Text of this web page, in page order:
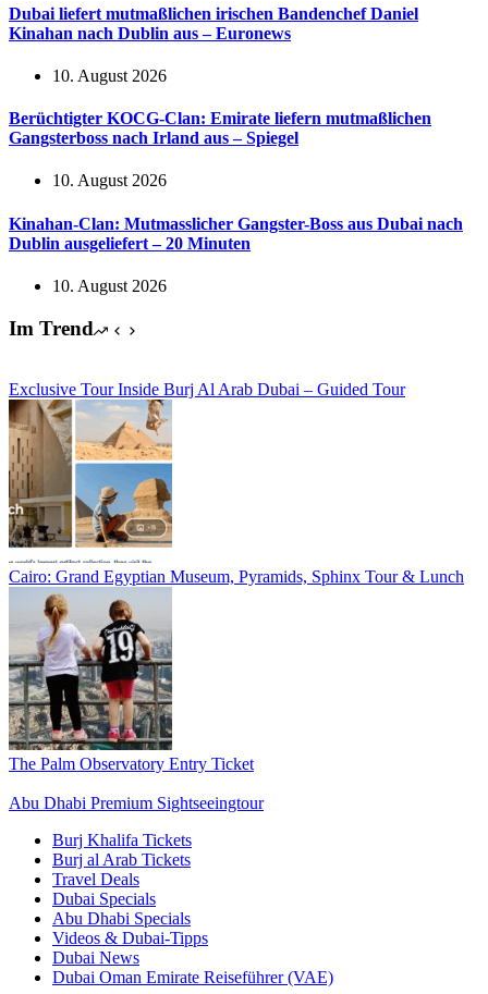
Dubai liefert mutmaßlichen irischen Bandenchef Daniel
Kinahan nach Dublin aus – Euronews
10. August 2026
Berüchtigter KOCG-Clan: Emirate liefern mutmaßlichen
Gangsterboss nach Irland aus – Spiegel
10. August 2026
Kinahan-Clan: Mutmasslicher Gangster-Boss aus Dubai nach
Dublin ausgeliefert – 20 Minuten
10. August 2026
Im Trend
Exclusive Tour Inside Burj Al Arab Dubai – Guided Tour
Cairo: Grand Egyptian Museum, Pyramids, Sphinx Tour & Lunch
The Palm Observatory Entry Ticket
Abu Dhabi Premium Sightseeingtour
Burj Khalifa Tickets
Burj al Arab Tickets
Travel Deals
Dubai Specials
Abu Dhabi Specials
Videos & Dubai-Tipps
Dubai News
Dubai Oman Emirate Reiseführer (VAE)